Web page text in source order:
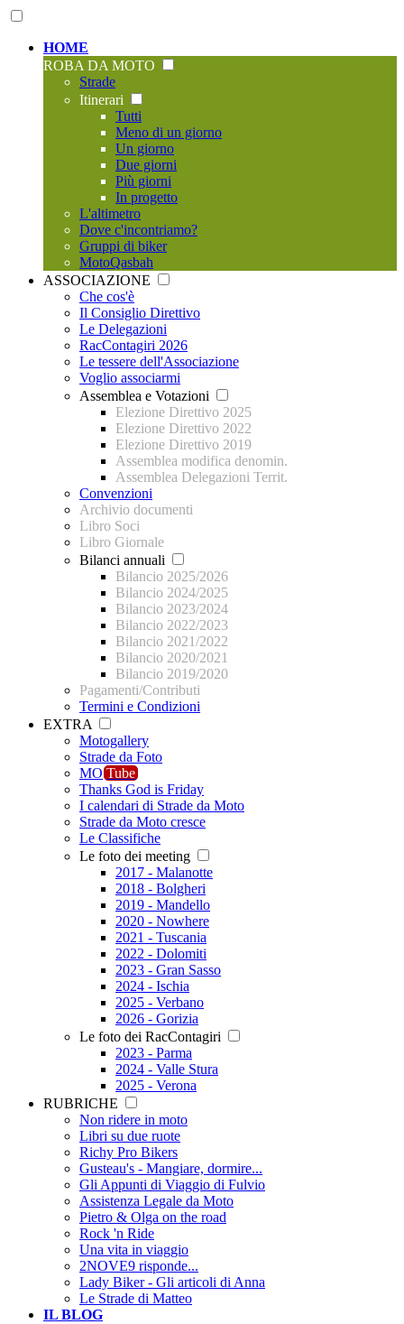
HOME
ROBA DA MOTO
Strade
Itinerari
Tutti
Meno di un giorno
Un giorno
Due giorni
Più giorni
In progetto
L'altimetro
Dove c'incontriamo?
Gruppi di biker
MotoQasbah
ASSOCIAZIONE
Che cos'è
Il Consiglio Direttivo
Le Delegazioni
RacContagiri 2026
Le tessere dell'Associazione
Voglio associarmi
Assemblea e Votazioni
Elezione Direttivo 2025
Elezione Direttivo 2022
Elezione Direttivo 2019
Assemblea modifica denomin.
Assemblea Delegazioni Territ.
Convenzioni
Archivio documenti
Libro Soci
Libro Giornale
Bilanci annuali
Bilancio 2025/2026
Bilancio 2024/2025
Bilancio 2023/2024
Bilancio 2022/2023
Bilancio 2021/2022
Bilancio 2020/2021
Bilancio 2019/2020
Pagamenti/Contributi
Termini e Condizioni
EXTRA
Motogallery
Strade da Foto
MO Tube
Thanks God is Friday
I calendari di Strade da Moto
Strade da Moto cresce
Le Classifiche
Le foto dei meeting
2017 - Malanotte
2018 - Bolgheri
2019 - Mandello
2020 - Nowhere
2021 - Tuscania
2022 - Dolomiti
2023 - Gran Sasso
2024 - Ischia
2025 - Verbano
2026 - Gorizia
Le foto dei RacContagiri
2023 - Parma
2024 - Valle Stura
2025 - Verona
RUBRICHE
Non ridere in moto
Libri su due ruote
Richy Pro Bikers
Gusteau's - Mangiare, dormire...
Gli Appunti di Viaggio di Fulvio
Assistenza Legale da Moto
Pietro & Olga on the road
Rock 'n Ride
Una vita in viaggio
2NOVE9 risponde...
Lady Biker - Gli articoli di Anna
Le Strade di Matteo
IL BLOG